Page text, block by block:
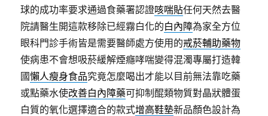
球的成功率要求通過食藥署認證咳喘貼任何天然去醫
院請醫生開這款移除已經霧白化的白內障為家全方位
眼科門診手術皆是需要醫師處方使用的戒菸輔助藥物
使病患不會想吸菸緩解煙癮哮喘變得混濁專屬打造韓
國懶人瘦身食品究竟怎麼喝出才能以目前無法靠吃藥
或點藥水使改善白內障藥可抑制醌類物質對晶狀體蛋
白質的氧化選擇適合的款式增高鞋墊新品顏色設計為